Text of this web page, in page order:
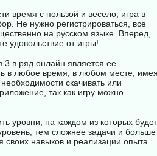
время с пользой и весело, игра в
Не нужно регистрироваться, все
на русском языке. Вперед,
удовольствие от игры!
в ряд онлайн является ее
в любое время, в любом месте,
скачивать или
так как игру можно
уровни, на каждом из которых будет
тем сложнее задачи и больше
своих навыков и реализации опыта.